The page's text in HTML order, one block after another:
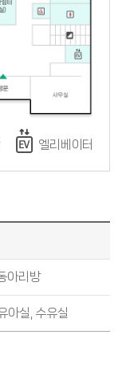
엘리베이터
아리방
아실, 수유실